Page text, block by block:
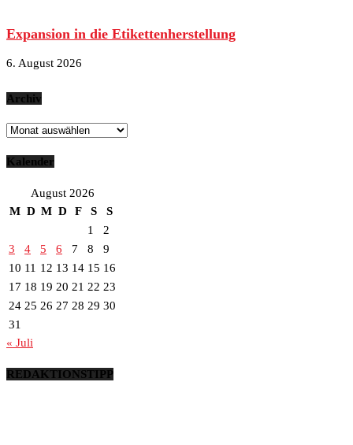
Expansion in die Etikettenherstellung
6. August 2026
Archiv
Archiv
Kalender
August 2026
M D M D F S
S
1
2
3
4 5 6 7 8
9
10 11 12 13 14 15 16
17 18 19 20 21 22 23
24 25 26 27 28 29 30
31
« Juli
REDAKTIONSTIPP